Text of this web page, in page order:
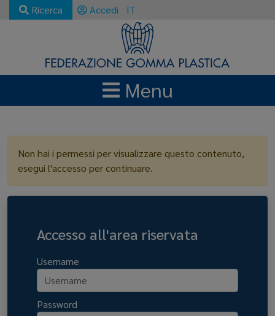
Ricerca Accedi IT
Menu
Non hai i permessi per visualizzare questo contenuto,
esegui l'accesso per continuare.
Accesso all'area riservata
Username
Password